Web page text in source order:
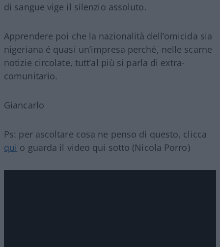
di sangue vige il silenzio assoluto.
Apprendere poi che la nazionalità dell’omicida sia
nigeriana é quasi un’impresa perché, nelle scarne
notizie circolate, tutt’al più si parla di extra-
comunitario.
Giancarlo
Ps: per ascoltare cosa ne penso di questo, clicca
qui o guarda il video qui sotto (Nicola Porro)